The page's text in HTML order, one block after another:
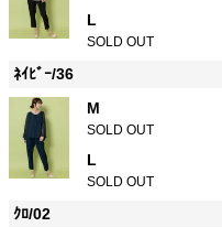
L
SOLD OUT
ﾈｲﾋﾞｰ/36
M
SOLD OUT
L
SOLD OUT
ｸﾛ/02